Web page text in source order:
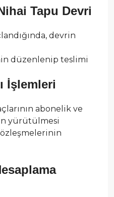
Tapu Devri
devrin
düzenlenip teslimi
İşlemleri
abonelik ve
yürütülmesi